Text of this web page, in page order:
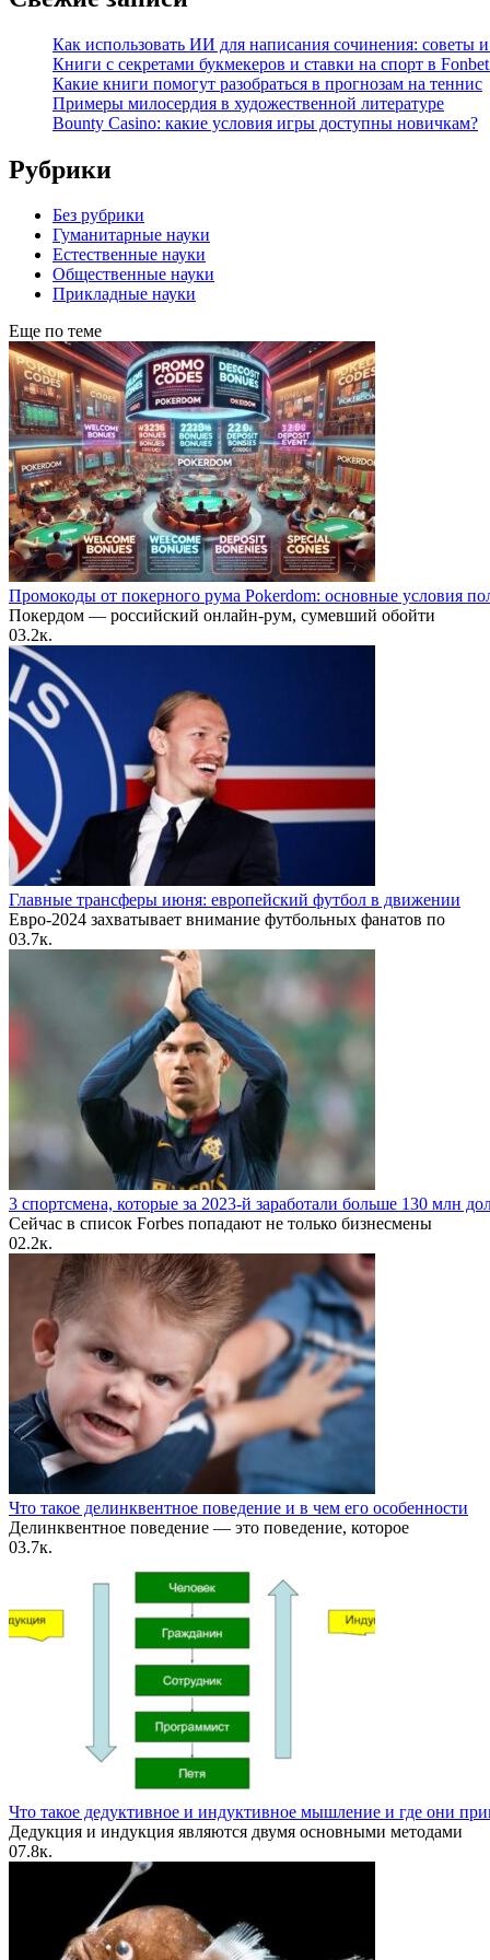
Как использовать ИИ для написания сочинения: советы
Книги с секретами букмекеров и ставки на спорт в
Какие книги помогут разобраться в прогнозам на теннис
Примеры милосердия в художественной литературе
Bounty Casino: какие условия игры доступны новичкам?
Рубрики
Без рубрики
Гуманитарные науки
Естественные науки
Общественные науки
Прикладные науки
Еще по теме
Промокоды от покерного рума Pokerdom: основные условия
Покердом — российский онлайн-рум, сумевший обойти
03.2к.
Главные трансферы июня: европейский футбол в движении
Евро-2024 захватывает внимание футбольных фанатов по
03.7к.
3 спортсмена, которые за 2023-й заработали больше 130 млн
Сейчас в список Forbes попадают не только бизнесмены
02.2к.
Что такое делинквентное поведение и в чем его особенности
Делинквентное поведение — это поведение, которое
03.7к.
Что такое дедуктивное и индуктивное мышление и где они
Дедукция и индукция являются двумя основными методами
07.8к.